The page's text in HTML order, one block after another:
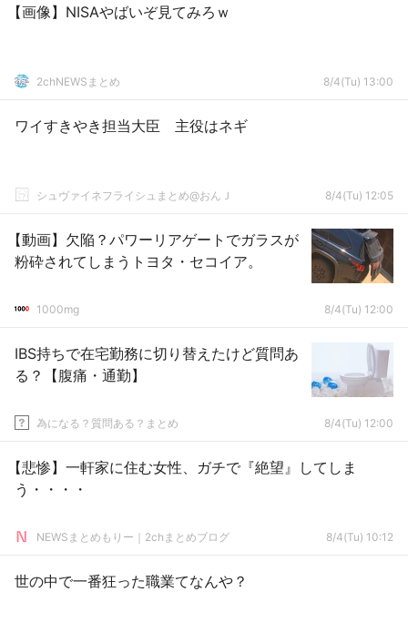
【画像】NISAやばいぞ見てみろｗ
2chNEWSまとめ 8/4(Tu) 13:00
ワイすきやき担当大臣 主役はネギ
シュヴァイネフライシュまとめ@おんＪ 8/4(Tu) 12:05
【動画】欠陥？パワーリアゲートでガラスが
粉砕されてしまうトヨタ・セコイア。
1000mg 8/4(Tu) 12:00
IBS持ちで在宅勤務に切り替えたけど質問あ
る？【腹痛・通勤】
為になる？質問ある？まとめ 8/4(Tu) 12:00
【悲惨】一軒家に住む女性、ガチで『絶望』してしま
う・・・・
NEWSまとめもりー｜2chまとめブログ 8/4(Tu) 10:12
世の中で一番狂った職業てなんや？